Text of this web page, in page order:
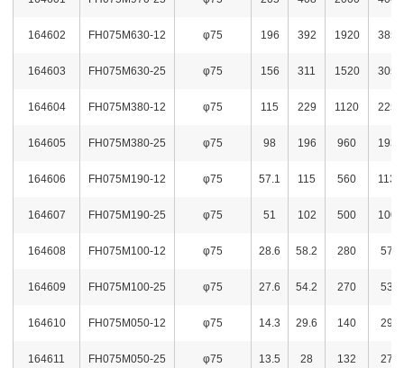
164602 FH075M630-12 φ75 196 392 1920 3850
164603 FH075M630-25 φ75 156 311 1520 3050
164604 FH075M380-12 φ75 115 229 1120 2250
164605 FH075M380-25 φ75 98 196 960 1930
164606 FH075M190-12 φ75 57.1 115 560 1130
164607 FH075M190-25 φ75 51 102 500 1000
164608 FH075M100-12 φ75 28.6 58.2 280 570
164609 FH075M100-25 φ75 27.6 54.2 270 531
164610 FH075M050-12 φ75 14.3 29.6 140 290
164611 FH075M050-25 φ75 13.5 28 132 274